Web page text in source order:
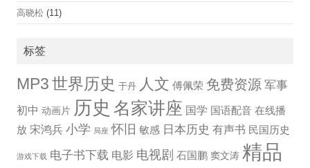
高晓松 (11)
标签
MP3 世界历史 于丹 人文 傅佩荣 免费资源 军事
初中 动画片 历史 名家讲座 国学 国语配音 在线播
放 宋鸿兵 小学 局座 怀旧 敏感 日本历史 有声书 民国历史
游戏下载 电子书下载 电影 电视剧 石国鹏 窦文涛 精品